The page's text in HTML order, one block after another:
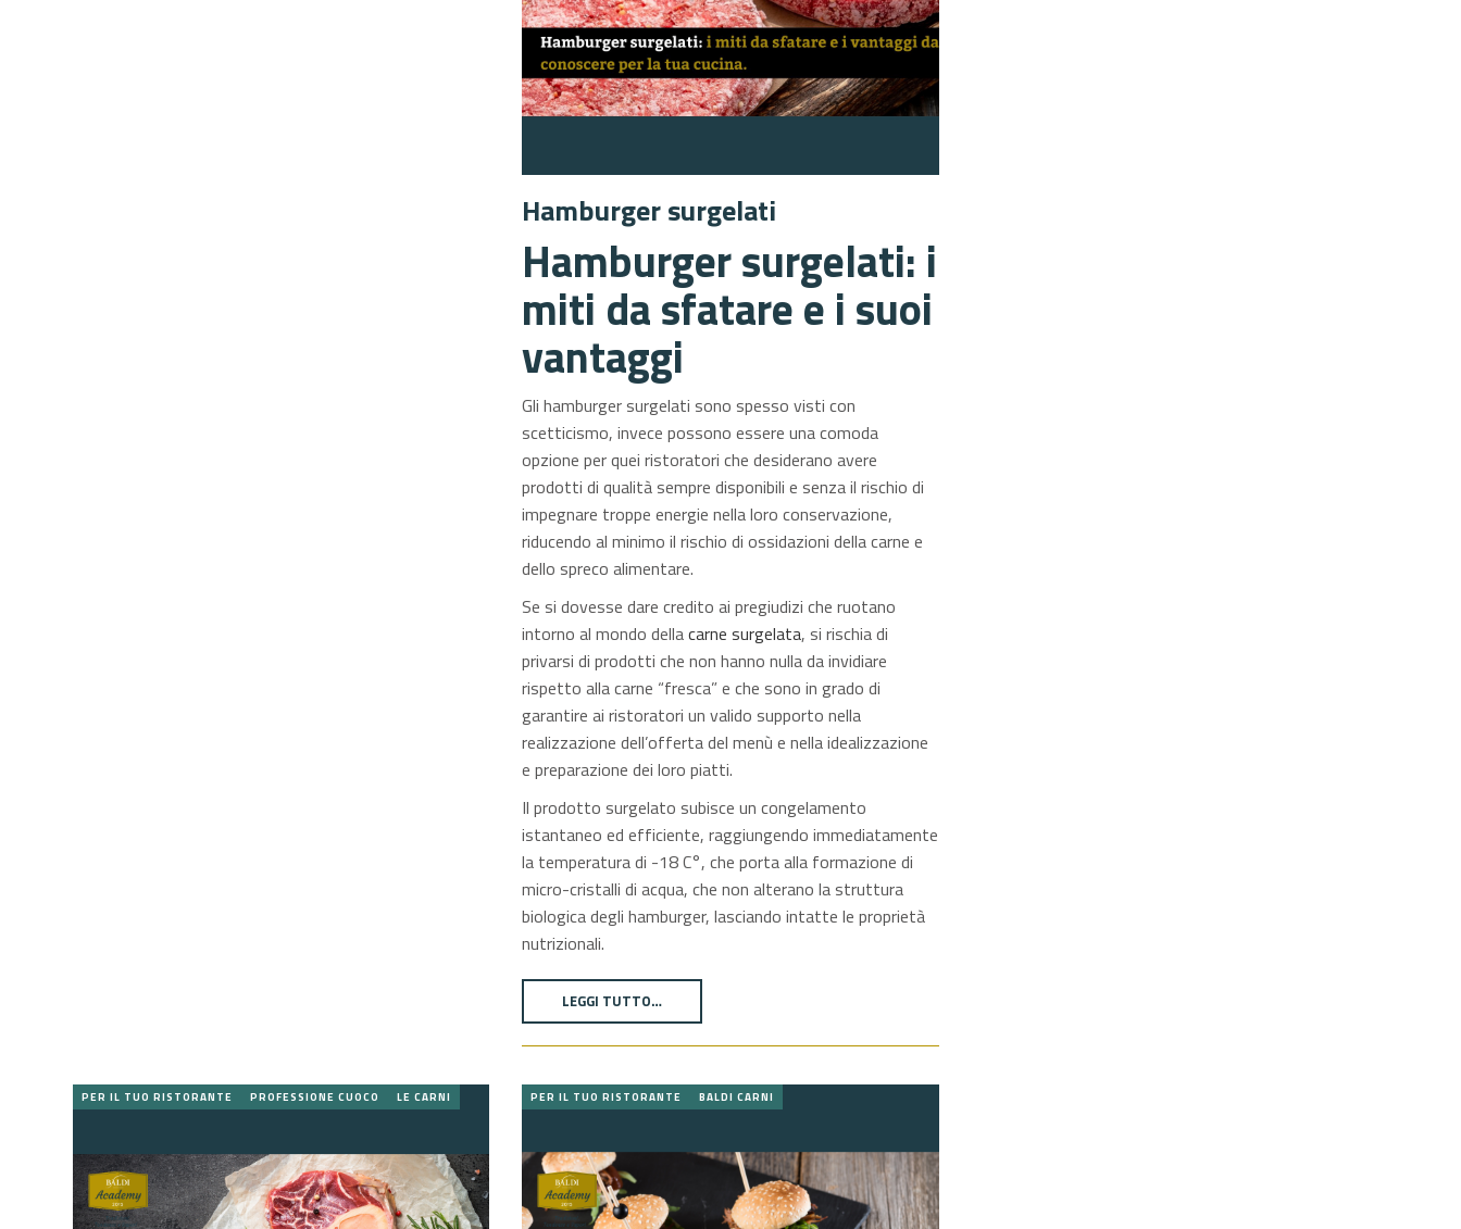
Hamburger surgelati
Hamburger surgelati: i
miti da sfatare e i suoi
vantaggi
Gli hamburger surgelati sono spesso visti con
scetticismo, invece possono essere una comoda
opzione per quei ristoratori che desiderano avere
prodotti di qualità sempre disponibili e senza il rischio di
impegnare troppe energie nella loro conservazione,
riducendo al minimo il rischio di ossidazioni della carne e
dello spreco alimentare.
Se si dovesse dare credito ai pregiudizi che ruotano
intorno al mondo dellacarne surgelata, si rischia di
privarsi di prodotti che non hanno nulla da invidiare
rispetto alla carne “fresca” e che sono in grado di
garantire ai ristoratori un valido supporto nella
realizzazione dell’offerta del menù e nella idealizzazione
e preparazione dei loro piatti.
Il prodotto surgelato subisce un congelamento
istantaneo ed efficiente, raggiungendo immediatamente
la temperatura di -18 C°, che porta alla formazione di
micro-cristalli di acqua, che non alterano la struttura
biologica degli hamburger, lasciando intatte le proprietà
nutrizionali.
LEGGI TUTTO…
PER IL TUO RISTORANTE PROFESSIONE CUOCO LE CARNI PER IL TUO RISTORANTE BALDI CARNI